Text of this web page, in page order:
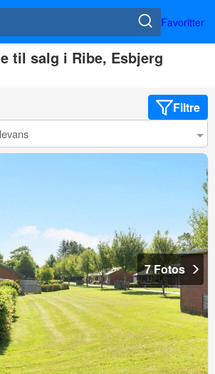
Favoritter
til salg i Ribe, Esbjerg
Filtre
7 Fotos